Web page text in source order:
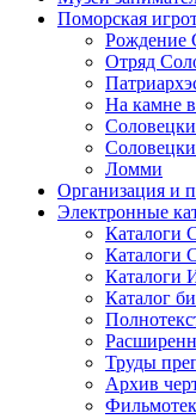
Поморская
Рождение
Отряд
На камне
Ломми
Организация и
Электронные
Каталоги
Каталоги
Каталоги
Каталог
Труды
Архив